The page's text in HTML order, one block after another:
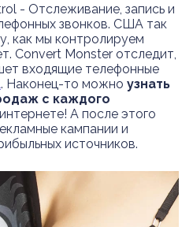
- Отслеживание, запись и
звонков. США так
как мы контролируем
Convert Monster отследит,
входящие телефонные
. Наконец-то можно узнать
с каждого
А после этого
кампании и
источников.